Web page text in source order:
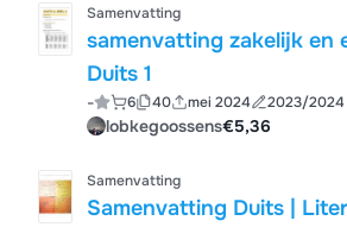
Samenvatting
samenvatting zakelijk en
Duits 1
- 6 40 mei 2024 2023/2024
lobkegoossens€5,36
Samenvatting
Samenvatting Duits |